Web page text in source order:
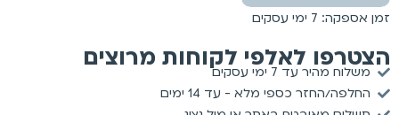
זמן אספקה: 7 ימי עסקים
הצטרפו לאלפי לקוחות מרוצים
משלוח מהיר עד 7 ימי עסקים
החלפה/החזר כספי מלא - עד 14 ימים